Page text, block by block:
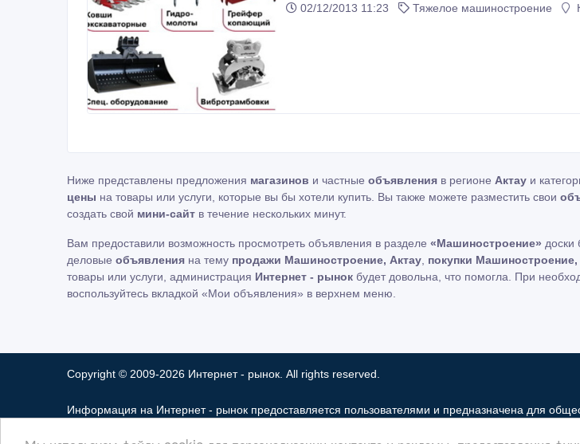
сервисному сопровождению дробильных и
02/12/2013 11:23 Тяжелое машиностроение
Ниже представлены предложения магазинов и частные объявления в регионе Актау и
цены на товары или услуги, которые вы бы хотели купить. Вы также можете разместить свои
создать свой мини-сайт в течение нескольких минут.
Вам предоставили возможность просмотреть объявления в разделе «Машиностроение» доски
деловые объявления на тему продажи Машиностроение, Актау покупки Машиностроение,
товары или услуги, администрация Интернет - рынок будет довольна, что помогла. При
воспользуйтесь вкладкой «Мои объявления» в верхнем меню.
Copyright © 2009-2026 Интернет - рынок. All rights reserved.
Информация на Интернет - рынок предоставляется пользователями и предназначена для